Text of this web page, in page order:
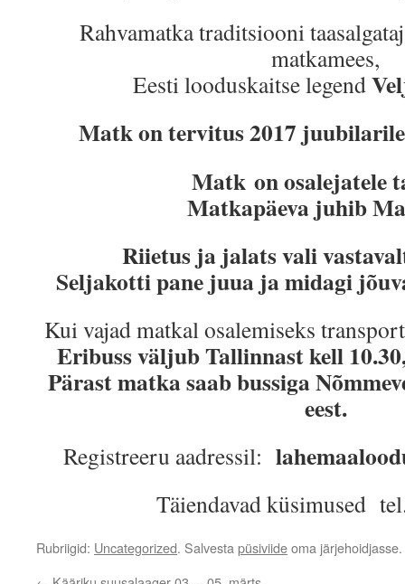
Rahvamatka traditsiooni
matkamees,
Eesti looduskaitse legend
Matk on tervitus 2017
Matk on osalejatele
Matkapäeva juhib
Riietus ja jalats vali
Seljakotti pane juua ja midagi
Kui vajad matkal osalemiseks
Eribuss väljub Tallinnast kell
Pärast matka saab bussiga
eest.
Registreeru aadressil:
Täiendavad küsimused
Rubriigid: Uncategorized. Salvesta püsiviideoma järjehoidjasse.